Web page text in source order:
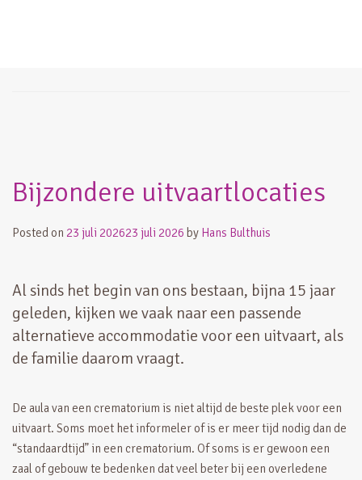
Bijzondere uitvaartlocaties
Posted on 23 juli 202623 juli 2026 by Hans Bulthuis
Al sinds het begin van ons bestaan, bijna 15 jaar
geleden, kijken we vaak naar een passende
alternatieve accommodatie voor een uitvaart, als
de familie daarom vraagt.
De aula van een crematorium is niet altijd de beste plek voor een
uitvaart. Soms moet het informeler of is er meer tijd nodig dan de
“standaardtijd” in een crematorium. Of soms is er gewoon een
zaal of gebouw te bedenken dat veel beter bij een overledene